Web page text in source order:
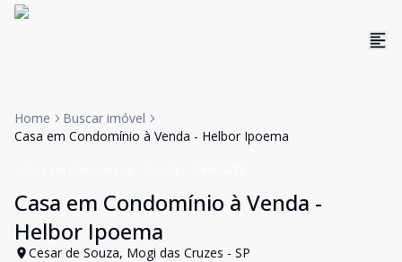
Home
Buscar imóvel
Casa em Condomínio à Venda - Helbor Ipoema
Casa em Condomínio à Venda -
Helbor Ipoema
Cesar de Souza, Mogi das Cruzes - SP